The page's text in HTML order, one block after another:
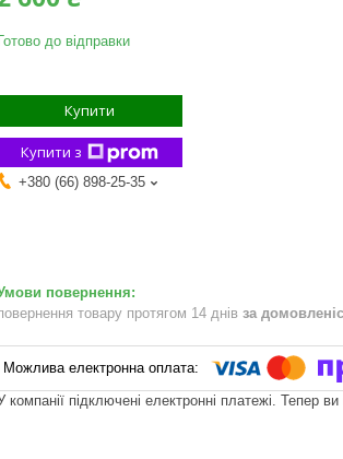
Готово до відправки
Купити
Купити з
+380 (66) 898-25-35
товару протягом 14 днів за
компанії підключені електронні платежі. Тепер